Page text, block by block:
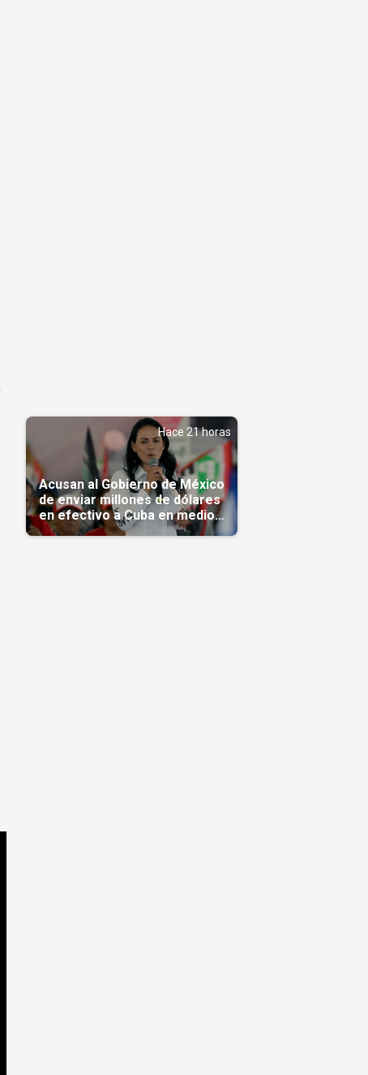
Hace 21 horas
Acusan al Gobierno de México
de enviar millones de dólares
en efectivo a Cuba en medio
de la crisis de la Isla